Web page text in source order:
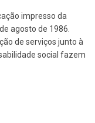
impresso da
agosto de 1986.
de serviços junto à
social fazem